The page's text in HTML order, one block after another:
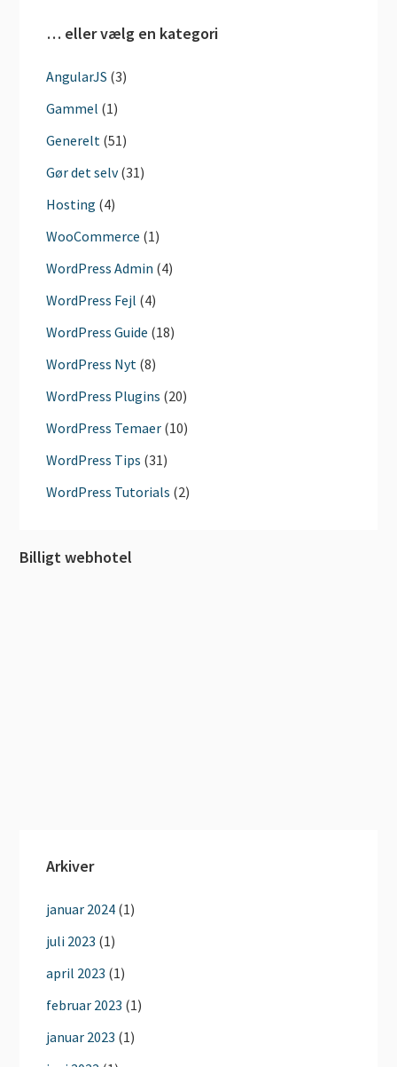
… eller vælg en kategori
AngularJS (3)
Gammel (1)
Generelt (51)
Gør det selv(31)
Hosting (4)
WooCommerce (1)
WordPress Admin (4)
WordPress Fejl (4)
WordPress Guide (18)
WordPress Nyt (8)
WordPress Plugins (20)
WordPress Temaer (10)
WordPress Tips (31)
WordPress Tutorials (2)
Billigt webhotel
Arkiver
januar 2024 (1)
juli 2023 (1)
april 2023 (1)
februar 2023 (1)
januar 2023 (1)